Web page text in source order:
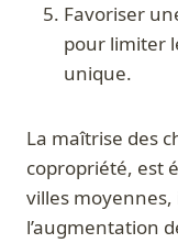
Favoriser
pour limiter
unique.
La maîtrise des
copropriété, est
villes
l’augmentation